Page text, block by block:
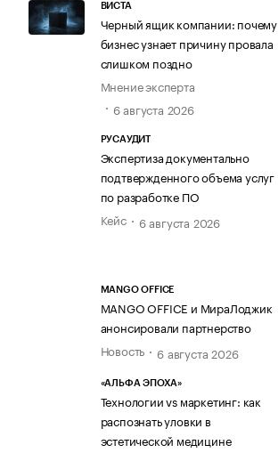
ВИСТА
Черный ящик компании: почему
бизнес узнает причину провала
слишком поздно
Мнение эксперта
6 августа 2026
РУСАУДИТ
Экспертиза документально
подтвержденного объема услуг
по разработке ПО
Кейс
6 августа 2026
MANGO OFFICE
MANGO OFFICE и МираЛоджик
анонсировали партнерство
Новость
6 августа 2026
«АЛЬФА ЭПОХА»
Технологии vs маркетинг: как
распознать уловки в
эстетической медицине